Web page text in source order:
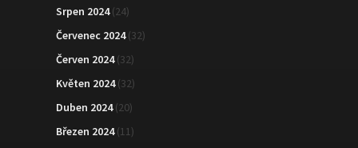
Srpen 2024(24)
Červenec 2024(32)
Červen 2024(32)
Květen 2024(32)
Duben 2024(20)
Březen 2024(11)